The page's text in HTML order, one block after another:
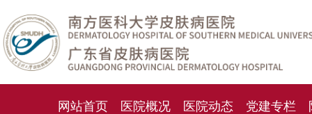
网站首页 医院概况 医院动态 党建专栏